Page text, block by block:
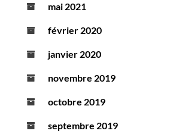
mai 2021
février 2020
janvier 2020
novembre 2019
octobre 2019
septembre 2019